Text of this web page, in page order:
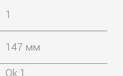
1
147 мм
Ok 1